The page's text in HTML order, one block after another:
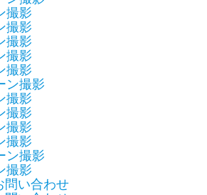
撮影
撮影
撮影
撮影
撮影
ン撮影
撮影
撮影
撮影
撮影
ン撮影
撮影
問い合わせ